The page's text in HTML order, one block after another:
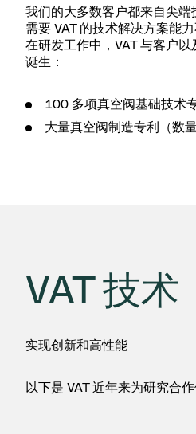
我们的大多数客户都来自尖
需要 VAT 的技术解决方案能
在研发工作中，VAT 与客户
诞生：
100 多项真空阀基础技术
大量真空阀制造专利（数
VAT 技术
实现创新和高性能
以下是 VAT 近年来为研究合